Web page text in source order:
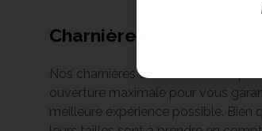
Charnières
Nos charnières sont robustes et
ouverture maximale pour vous
meilleure expérience possible. Bien